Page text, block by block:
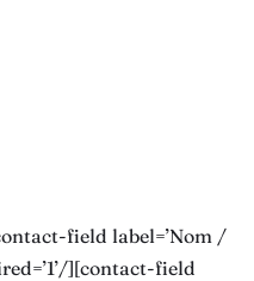
field label=’Nom /
][contact-field